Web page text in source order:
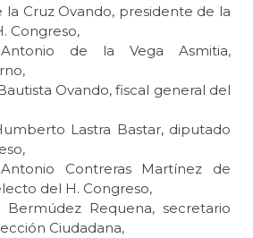
la Cruz Ovando, presidente de la
Congreso,
de la Vega Asmitia,
Ovando, fiscal general del
Lastra Bastar, diputado
Contreras Martínez de
del H. Congreso,
Bermúdez Requena, secretario
Ciudadana,